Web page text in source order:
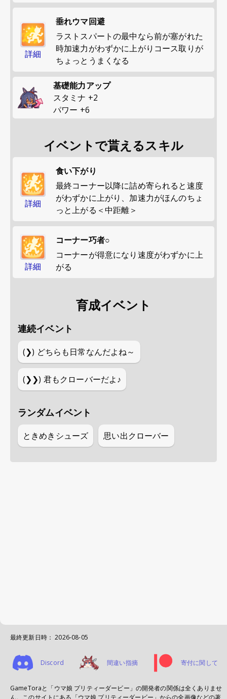
詳細
垂れウマ回避
ラストスパートの最中なら前が塞がれた
時加速力がわずかに上がりコース取りが
ちょっとうまくなる
基礎能力アップ
スタミナ +2
パワー +6
イベントで貰えるスキル
詳細
食い下がり
最終コーナー以降に詰め寄られると速度
がわずかに上がり、加速力がほんのちょ
っと上がる＜中距離＞
詳細
コーナー巧者○
コーナーが得意になり速度がわずかに上
がる
育成イベント
連続イベント
(❯) どちらも日常なんだよね～
(❯❯) 君もクローバーだよ♪
ランダムイベント
ときめきシューズ 思い出クローバー
最終更新日時： 2026-08-05
Discord 間違い指摘 寄付に関して
GameToraと「ウマ娘 プリティーダービー」の開発者の関係は全くありませ
ん。このサイトにある「ウマ娘 プリティーダービー」からの全画像などの著